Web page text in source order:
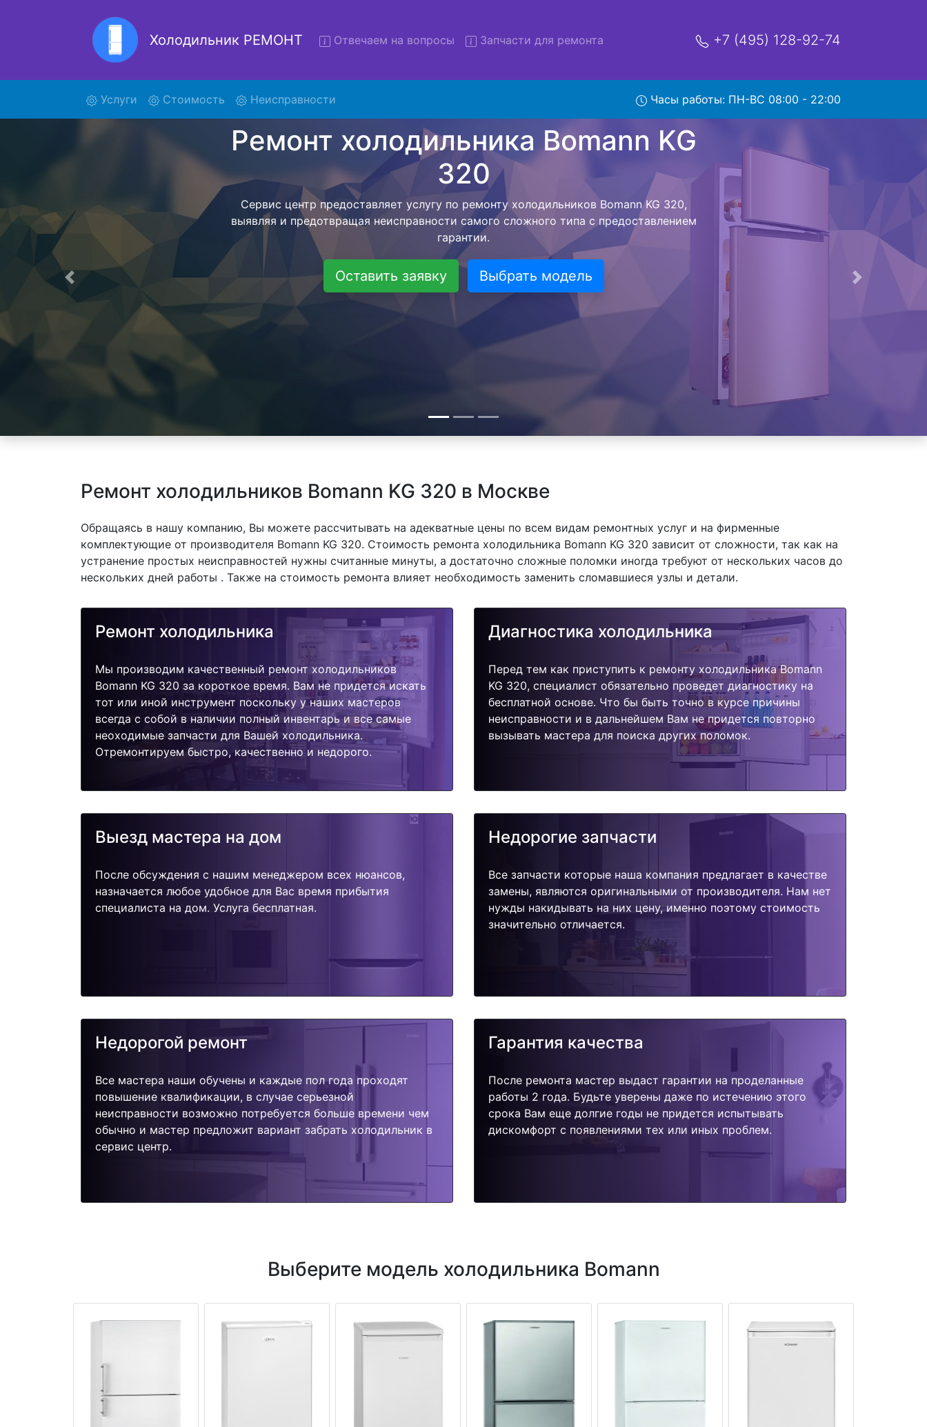
Холодильник РЕМОНТ Отвечаем на вопросы Запчасти для ремонта +7 (495) 128-92-74
Услуги (current)Стоимость Неисправности Часы работы: ПН-ВС 08:00 - 22:00
Ремонт холодильников с вывозом - чтобы клиент не тратил свое время и деньги на
поиски курьерской службы, наш мастер сам заберет холодильник Bomann KG 320 и
отвезет в сервисный центр. Ремонт холодильника Bomann KG 320 осуществляется
внутри сервисного центра, тем самым Вам не предстоит ожидать мастера как
закончит с ремонтом. Перед тем как холодильная техника сдается,
согласовывается конечная стоимость работ и в дальнейшем фиксируется.
Перечень бесплатных услуг от компании - Доставка холодильников , выезд
специалиста, консультирование и диагностика.
Оставить заявку Выбрать модель
Предыдущая Следующая
Ремонт холодильников Bomann KG 320 в Москве
Обращаясь в нашу компанию, Вы можете рассчитывать на адекватные цены по всем видам ремонтных услуг и на фирменные
комплектующие от производителя Bomann KG 320. Стоимость ремонта холодильника Bomann KG 320 зависит от сложности, так как на
устранение простых неисправностей нужны считанные минуты, а достаточно сложные поломки иногда требуют от нескольких часов до
нескольких дней работы . Также на стоимость ремонта влияет необходимость заменить сломавшиеся узлы и детали.
Ремонт холодильника
Мы производим качественный ремонт холодильников
Bomann KG 320 за короткое время. Вам не придется искать
тот или иной инструмент поскольку у наших мастеров
всегда с собой в наличии полный инвентарь и все самые
неоходимые запчасти для Вашей холодильника.
Отремонтируем быстро, качественно и недорого.
Диагностика холодильника
Перед тем как приступить к ремонту холодильника Bomann
KG 320, специалист обязательно проведет диагностику на
бесплатной основе. Что бы быть точно в курсе причины
неисправности и в дальнейшем Вам не придется повторно
вызывать мастера для поиска других поломок.
Выезд мастера на дом
После обсуждения с нашим менеджером всех нюансов,
назначается любое удобное для Вас время прибытия
специалиста на дом. Услуга бесплатная.
Недорогие запчасти
Все запчасти которые наша компания предлагает в качестве
замены, являются оригинальными от производителя. Нам нет
нужды накидывать на них цену, именно поэтому стоимость
значительно отличается.
Недорогой ремонт
Все мастера наши обучены и каждые пол года проходят
повышение квалификации, в случае серьезной
неисправности возможно потребуется больше времени чем
обычно и мастер предложит вариант забрать холодильник в
сервис центр.
Гарантия качества
После ремонта мастер выдаст гарантии на проделанные
работы 2 года. Будьте уверены даже по истечению этого
срока Вам еще долгие годы не придется испытывать
дискомфорт с появлениями тех или иных проблем.
Выберите модель холодильника Bomann